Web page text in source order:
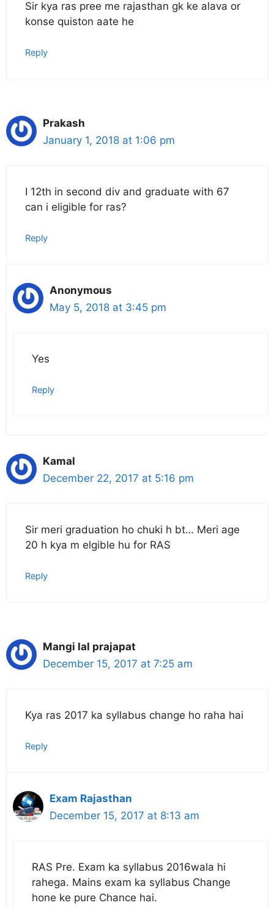
Sir kya ras pree me rajasthan gk ke alava or
konse quiston aate he
Reply
Prakash
January 1, 2018 at 1:06 pm
I 12th in second div and graduate with 67
can i eligible for ras?
Reply
Anonymous
May 5, 2018 at 3:45 pm
Yes
Reply
Kamal
December 22, 2017 at 5:16 pm
Sir meri graduation ho chuki h bt… Meri age
20 h kya m elgible hu for RAS
Reply
Mangi lal prajapat
December 15, 2017 at 7:25 am
Kya ras 2017 ka syllabus change ho raha hai
Reply
Exam Rajasthan
December 15, 2017 at 8:13 am
RAS Pre. Exam ka syllabus 2016wala hi
rahega. Mains exam ka syllabus Change
hone ke pure Chance hai.